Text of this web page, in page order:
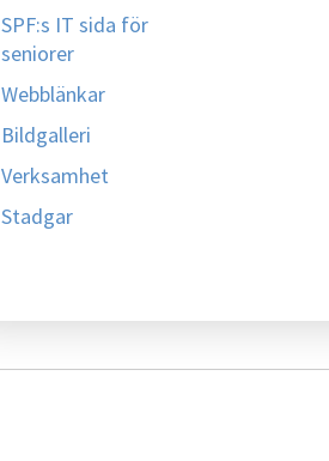
SPF:s IT sida för
seniorer
Webblänkar
Bildgalleri
Verksamhet
Stadgar